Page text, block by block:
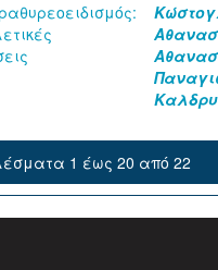
1 έως 20 από 22